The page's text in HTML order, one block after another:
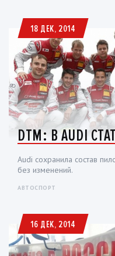
18 ДЕК, 2014
DTM: В AUDI
Audi сохранила состав
без изменений.
АВТОСПОРТ
16 ДЕК, 2014